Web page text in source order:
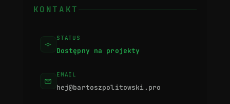
KONTAKT
STATUS
Dostępny na projekty
EMAIL
hej@bartoszpolitowski.pro